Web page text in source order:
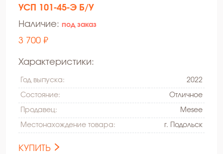
УСП 101-45-Э Б/У
Наличие: под заказ
3 700 ₽
Характеристики:
Год выпуска: 2022
Состояние: Oтличное
Продавец: Mesee
Местонахождение товара: г. Подольск
КУПИТЬ